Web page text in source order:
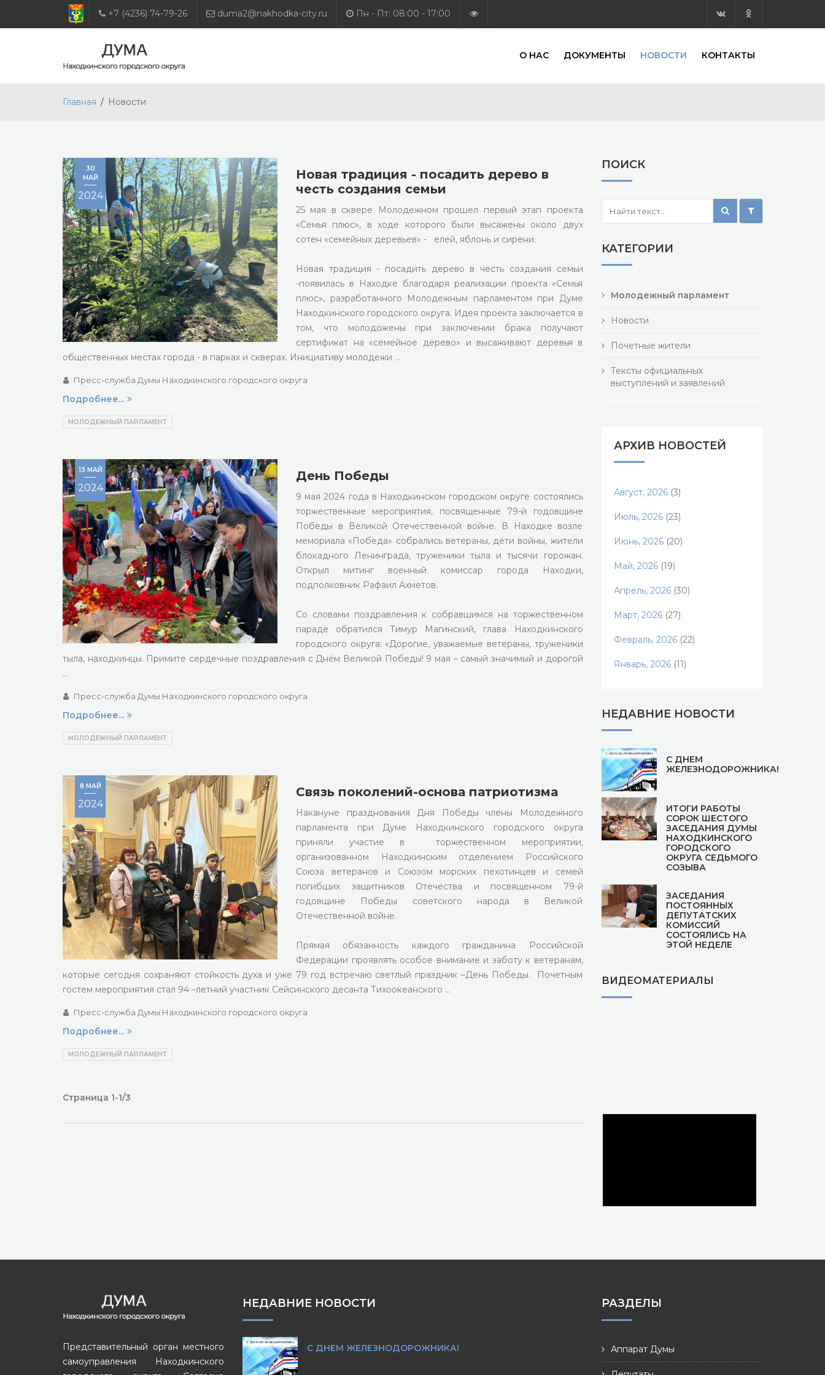
+7 (4236) 74-79-26 duma2@nakhodka-city.ru Пн - Пт: 08:00 - 17:00
О НАС ДОКУМЕНТЫ НОВОСТИ КОНТАКТЫ
Главная Новости
Новая традиция - посадить дерево в
честь создания семьи
25 мая в сквере Молодежном прошел первый этап проекта
«Семья плюс», в ходе которого были высажены около двух
сотен «семейных деревьев» - елей, яблонь и сирени.
Новая традиция - посадить дерево в честь создания семьи
-появилась в Находке благодаря реализации проекта «Семья
плюс», разработанного Молодежным парламентом при Думе
Находкинского городского округа. Идея проекта заключается в
том, что молодожены при заключении брака получают
сертификат на «семейное дерево» и высаживают деревья в
общественных местах города - в парках и скверах. Инициативу молодежи …
30
МАЙ
2024
Пресс-служба Думы Находкинского городского округа
Подробнее...
МОЛОДЕЖНЫЙ ПАРЛАМЕНТ
День Победы
9 мая 2024 года в Находкинском городском округе состоялись
торжественные мероприятия, посвященные 79-й годовщине
Победы в Великой Отечественной войне. В Находке возле
мемориала «Победа» собрались ветераны, дети войны, жители
блокадного Ленинграда, труженики тыла и тысячи горожан.
Открыл митинг военный комиссар города Находки,
подполковник Рафаил Ахметов.
Со словами поздравления к собравшимся на торжественном
параде обратился Тимур Магинский, глава Находкинского
городского округа: «Дорогие, уважаемые ветераны, труженики
тыла, находкинцы. Примите сердечные поздравления с Днём Великой Победы! 9 мая – самый значимый и дорогой
…
13 МАЙ
2024
Пресс-служба Думы Находкинского городского округа
Подробнее...
МОЛОДЕЖНЫЙ ПАРЛАМЕНТ
Связь поколений-основа патриотизма
Накануне празднования Дня Победы члены Молодежного
парламента при Думе Находкинского городского округа
приняли участие в торжественном мероприятии,
организованном Находкинским отделением Российского
Союза ветеранов и Союзом морских пехотинцев и семей
погибших защитников Отечества и посвященном 79-й
годовщине Победы советского народа в Великой
Отечественной войне.
Прямая обязанность каждого гражданина Российской
Федерации проявлять особое внимание и заботу к ветеранам,
которые сегодня сохраняют стойкость духа и уже 79 год встречаю светлый праздник –День Победы. Почетным
гостем мероприятия стал 94 –летний участник Сейсинского десанта Тихоокеанского …
8 МАЙ
2024
Пресс-служба Думы Находкинского городского округа
Подробнее...
МОЛОДЕЖНЫЙ ПАРЛАМЕНТ
Страница 1-1/3
ПОИСК
КАТЕГОРИИ
Молодежный парламент
Новости
Почетные жители
Тексты официальных
выступлений и заявлений
АРХИВ НОВОСТЕЙ
Август, 2026(3)
Июль, 2026(23)
Июнь, 2026(20)
Май, 2026(19)
Апрель, 2026(30)
Март, 2026(27)
Февраль, 2026(22)
Январь, 2026(11)
НЕДАВНИЕ НОВОСТИ
С ДНЕМ
ЖЕЛЕЗНОДОРОЖНИКА!
ИТОГИ РАБОТЫ
СОРОК ШЕСТОГО
ЗАСЕДАНИЯ ДУМЫ
НАХОДКИНСКОГО
ГОРОДСКОГО
ОКРУГА СЕДЬМОГО
СОЗЫВА
ЗАСЕДАНИЯ
ПОСТОЯННЫХ
ДЕПУТАТСКИХ
КОМИССИЙ
СОСТОЯЛИСЬ НА
ЭТОЙ НЕДЕЛЕ
ВИДЕОМАТЕРИАЛЫ
Представительный орган местного
самоуправления Находкинского
НЕДАВНИЕ НОВОСТИ
С ДНЕМ ЖЕЛЕЗНОДОРОЖНИКА!
РАЗДЕЛЫ
Аппарат Думы